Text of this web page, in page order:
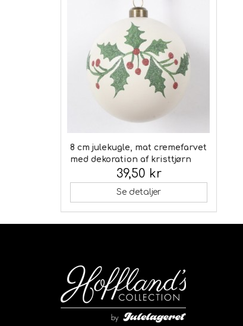
8 cm julekugle, mat cremefarvet
med dekoration af kristtjørn
39,50 kr
Se detaljer